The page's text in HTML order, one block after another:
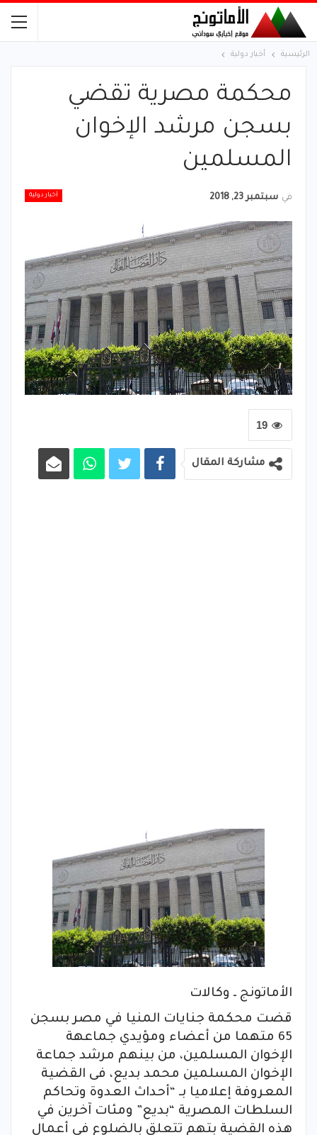
الرئيسية أخبار دولية
محكمة مصرية تقضي
بسجن مرشد الإخوان
المسلمين
أخبار دولية في سبتمبر 23, 2018
19
مشاركة المقال
الأماتونج ـ وكالات
قضت محكمة جنايات المنيا في مصر بسجن
65 متهما من أعضاء ومؤيدي جماعهة
الإخوان المسلمين، من بينهم مرشد جماعة
الإخوان المسلمين محمد بديع، فى القضية
المعروفة إعلاميا بـ “أحداث العدوة وتحاكم
السلطات المصرية “بديع” ومئات آخرين في
هذه القضية بتهم تتعلق بالضلوع في أعمال